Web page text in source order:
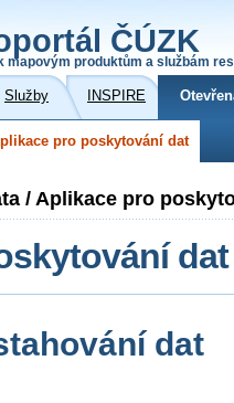
ČÚZK
mapovým produktům a službám
Služby INSPIRE
pro poskytování dat
/ Aplikace pro
dat
dat